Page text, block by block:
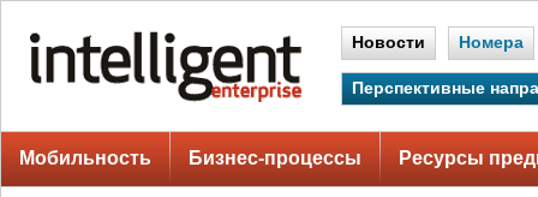
Новости Номера
Перспективные
Мобильность Бизнес-процессы Ресурсы